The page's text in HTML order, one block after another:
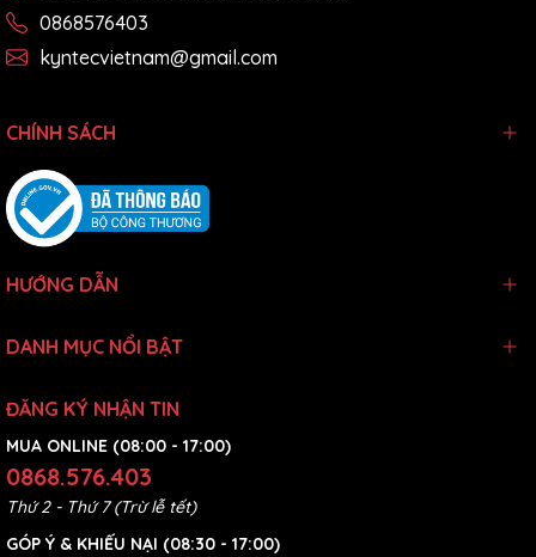
0868576403
kyntecvietnam@gmail.com
CHÍNH SÁCH
HƯỚNG DẪN
DANH MỤC NỔI BẬT
ĐĂNG KÝ NHẬN TIN
MUA ONLINE (08:00 - 17:00)
0868.576.403
Thứ 2 - Thứ 7 (Trừ lễ tết)
GÓP Ý & KHIẾU NẠI (08:30 - 17:00)